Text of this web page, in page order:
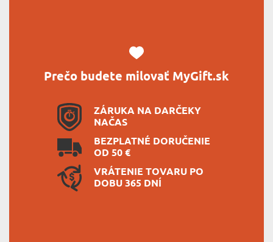
Prečo budete milovať MyGift.sk
ZÁRUKA NA DARČEKY
NAČAS
BEZPLATNÉ DORUČENIE
OD 50 €
VRÁTENIE TOVARU PO
DOBU 365 DNÍ